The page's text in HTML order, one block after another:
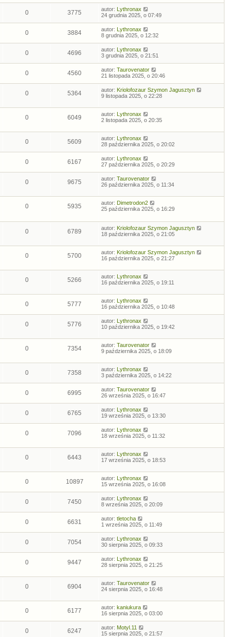
0 3775 autor: Lythronax
24 grudnia 2025, o 07:49
0 3884 autor: Lythronax
8 grudnia 2025, o 12:32
0 4696 autor: Lythronax
3 grudnia 2025, o 21:51
0 4560 autor: Taurovenator
21 listopada 2025, o 20:46
0 5364 autor: Kriolofozaur Szymon Jagusztyn
9 listopada 2025, o 22:28
0 6049 autor: Lythronax
2 listopada 2025, o 20:35
0 5609 autor: Lythronax
28 października 2025, o 20:02
0 6167 autor: Lythronax
27 października 2025, o 20:29
0 9675 autor: Taurovenator
26 października 2025, o 11:34
0 5935 autor: Dimetrodon2
25 października 2025, o 16:29
0 6789 autor: Kriolofozaur Szymon Jagusztyn
18 października 2025, o 21:05
0 5700 autor: Kriolofozaur Szymon Jagusztyn
16 października 2025, o 21:27
0 5266 autor: Lythronax
16 października 2025, o 19:11
0 5777 autor: Lythronax
16 października 2025, o 10:48
0 5776 autor: Lythronax
10 października 2025, o 19:42
0 7354 autor: Taurovenator
9 października 2025, o 18:09
0 7358 autor: Lythronax
3 października 2025, o 14:22
0 6995 autor: Taurovenator
26 września 2025, o 16:47
0 6765 autor: Lythronax
19 września 2025, o 13:30
0 7096 autor: Lythronax
18 września 2025, o 11:32
0 6443 autor: Lythronax
17 września 2025, o 18:53
0 10897 autor: Lythronax
15 września 2025, o 16:08
0 7450 autor: Lythronax
8 września 2025, o 20:09
0 6631 autor: tletocha
1 września 2025, o 11:49
0 7054 autor: Lythronax
30 sierpnia 2025, o 09:33
0 9447 autor: Lythronax
28 sierpnia 2025, o 21:25
0 6904 autor: Taurovenator
24 sierpnia 2025, o 16:48
0 6177 autor: kaniukura
16 sierpnia 2025, o 03:00
0 6247 autor: Motyl.11
15 sierpnia 2025, o 21:57